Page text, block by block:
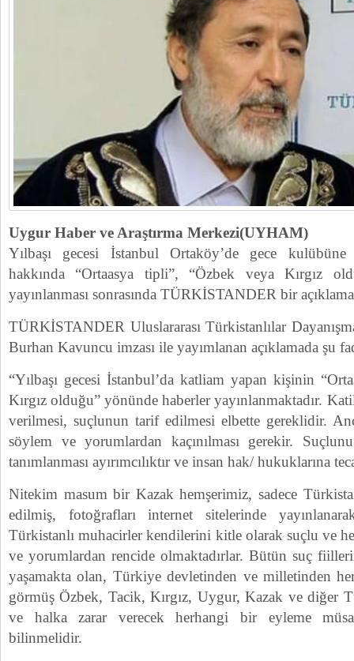
Uygur Haber ve Araştırma Merkezi(UYHAM)
Yılbaşı gecesi İstanbul Ortaköy’de gece
hakkında “Ortaasya tipli”, “Özbek veya Kırgız
yayınlanması sonrasında TÜRKİSTANDER bir
TÜRKİSTANDER Uluslararası Türkistanlılar
Burhan Kavuncu imzası ile yayımlanan açıklamada şu
“Yılbaşı gecesi İstanbul’da katliam yapan kişinin
Kırgız olduğu” yönünde haberler yayınlanmaktadır.
verilmesi, suçlunun tarif edilmesi elbette gereklidir.
söylem ve yorumlardan kaçınılması gerekir.
tanımlanması ayırımcılıktır ve insan hak/ hukuklarına
Nitekim masum bir Kazak hemşerimiz, sadece
edilmiş, fotoğrafları internet sitelerinde
Türkistanlı muhacirler kendilerini kitle olarak suçlu ve
ve yorumlardan rencide olmaktadırlar. Bütün suç
yaşamakta olan, Türkiye devletinden ve milletinden
görmüş Özbek, Tacik, Kırgız, Uygur, Kazak ve diğer
ve halka zarar verecek herhangi bir eyleme
bilinmelidir.